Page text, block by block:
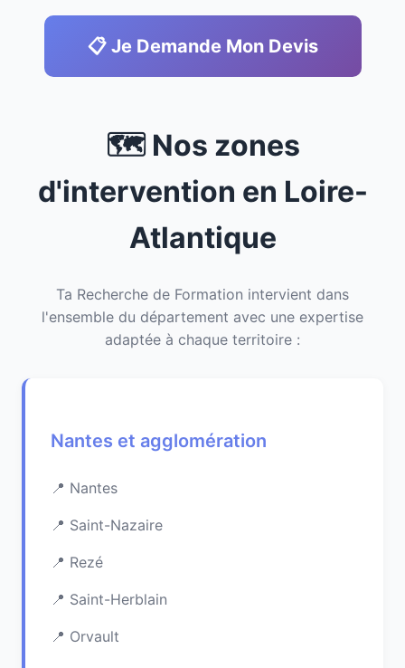
📋 Je Demande Mon Devis
🗺️ Nos zones
d'intervention en Loire-
Atlantique
Ta Recherche de Formation intervient dans
l'ensemble du département avec une expertise
adaptée à chaque territoire :
Nantes et agglomération
Nantes
Saint-Nazaire
Rezé
Saint-Herblain
Orvault